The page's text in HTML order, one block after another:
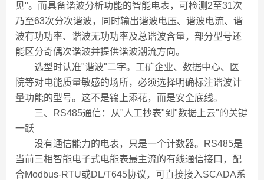
见"。而具备谐波分析功能的智能电表，可检测2至31次
乃至63次分次谐波，同时输出谐波电压、谐波电流、谐
波有功功率、谐波无功功率及总谐波含量，部分型号还
能区分奇偶次谐波并提供谐波潮流方向。
选型时认准"谐波"二字。工矿企业、数据中心、医
院等对电能质量敏感的场所，必须选择明确标注谐波计
量功能的型号。这不是锦上添花，而是安全底线。
三、RS485通信：从"人工抄表"到"数据上云"的关键
一跃
没有通信能力的电表，只是一个计数器。RS485是
当前三相智能电子式电能表最主流的有线通信接口，配
合Modbus-RTU或DL/T645协议，可直接接入SCADA系